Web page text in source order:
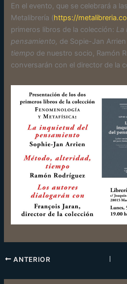
En el evento, que se celebrará a
Metalibrería (https://
primeros libros de la colección: La
pensamiento, de Sopie-Jan
tiempo de nuestro socio, Ramón
conversarán con el director de la
ANTERIOR